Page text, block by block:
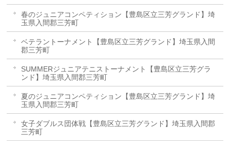
春のジュニアコンペティション【豊島区立三芳グランド】埼
玉県入間郡三芳町
ベテラントーナメント【豊島区立三芳グランド】埼玉県入間
郡三芳町
SUMMERジュニアテニストーナメント【豊島区立三芳グラ
ンド】埼玉県入間郡三芳町
夏のジュニアコンペティション【豊島区立三芳グランド】埼
玉県入間郡三芳町
女子ダブルス団体戦【豊島区立三芳グランド】埼玉県入間郡
三芳町